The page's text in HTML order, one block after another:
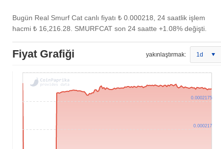
Bugün Real Smurf Cat canlı fiyatı ₺ 0.000218 , 24 saatlik işlem
hacmi ₺ 16,216.28 . SMURFCAT son 24 saatte +1.08% değişti.
Fiyat Grafiği yakınlaştırmak: 1d
0.000217
0.0002175